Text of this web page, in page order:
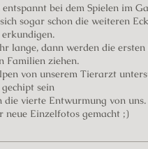
bei dem Spielen im
sogar schon die weiteren
erkundigen.
lange, dann werden die
Familien ziehen.
von unserem Tierarzt
gechipt sein
die vierte Entwurmung von uns.
neue Einzelfotos gemacht ;)